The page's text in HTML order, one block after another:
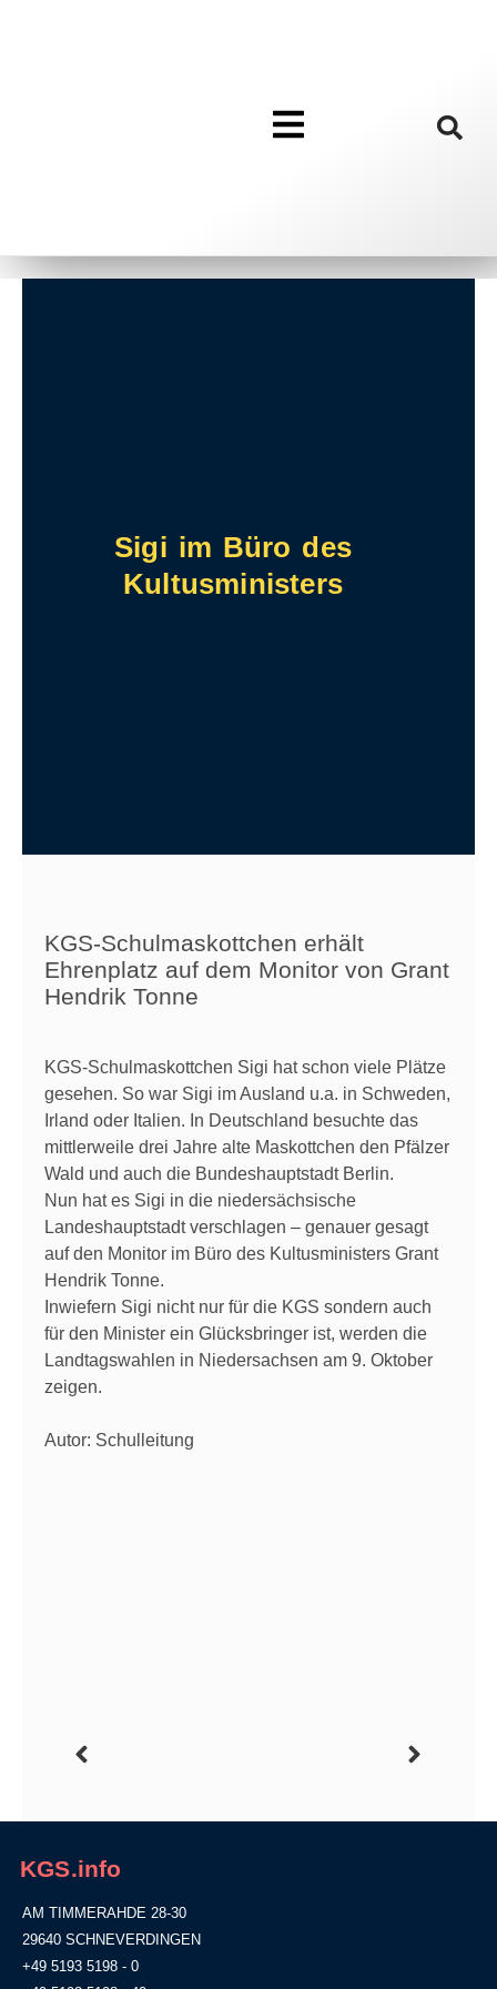
Sigi im Büro des
Kultusministers
KGS-Schulmaskottchen erhält
Ehrenplatz auf dem Monitor von Grant
Hendrik Tonne
KGS-Schulmaskottchen Sigi hat schon viele Plätze
gesehen. So war Sigi im Ausland u.a. in Schweden,
Irland oder Italien. In Deutschland besuchte das
mittlerweile drei Jahre alte Maskottchen den Pfälzer
Wald und auch die Bundeshauptstadt Berlin.
Nun hat es Sigi in die niedersächsische
Landeshauptstadt verschlagen – genauer gesagt
auf den Monitor im Büro des Kultusministers Grant
Hendrik Tonne.
Inwiefern Sigi nicht nur für die KGS sondern auch
für den Minister ein Glücksbringer ist, werden die
Landtagswahlen in Niedersachsen am 9. Oktober
zeigen.
Autor: Schulleitung
KGS.info
AM TIMMERAHDE 28-30
29640 SCHNEVERDINGEN
+49 5193 5198 - 0